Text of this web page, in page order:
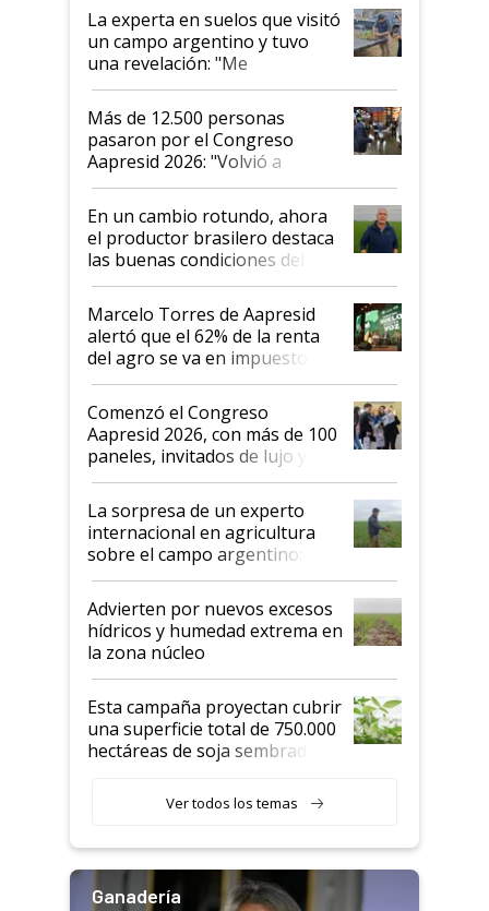
La experta en suelos que visitó
un campo argentino y tuvo
una revelación: "Me
impresionó mucho"
Más de 12.500 personas
pasaron por el Congreso
Aapresid 2026: "Volvió a
demostrar que hablar del
suelo es hablar de todo el
sistema productivo"
En un cambio rotundo, ahora
el productor brasilero destaca
las buenas condiciones del
agro argentino para invertir:
"Los veo más motivados"
Marcelo Torres de Aapresid
alertó que el 62% de la renta
del agro se va en impuestos:
"No es bueno que en
Argentina se sigan discutiendo
las mismas cosas de hace 50
años"
Comenzó el Congreso
Aapresid 2026, con más de 100
paneles, invitados de lujo y
todas las tendencias
La sorpresa de un experto
internacional en agricultura
sobre el campo argentino:
"Estoy muy impresionado"
Advierten por nuevos excesos
hídricos y humedad extrema en
la zona núcleo
Esta campaña proyectan cubrir
una superficie total de 750.000
hectáreas de soja sembradas
variedades que marcan un
salto tecnológico en genética y
Ver todos los temas
Ganadería